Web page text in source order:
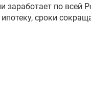
по всей
сроки